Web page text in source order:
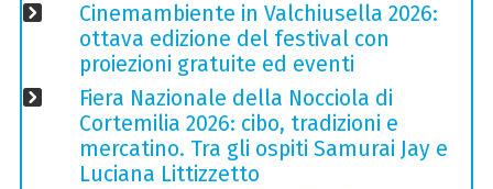
Cinemambiente in Valchiusella 2026:
ottava edizione del festival con
proiezioni gratuite ed eventi
Fiera Nazionale della Nocciola di
Cortemilia 2026: cibo, tradizioni e
mercatino. Tra gli ospiti Samurai Jay e
Luciana Littizzetto